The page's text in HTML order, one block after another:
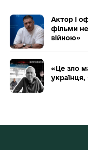
Актор і
фільми не
війною»
«Це зло